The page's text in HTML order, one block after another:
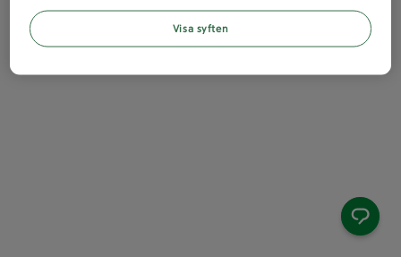
Visa syften